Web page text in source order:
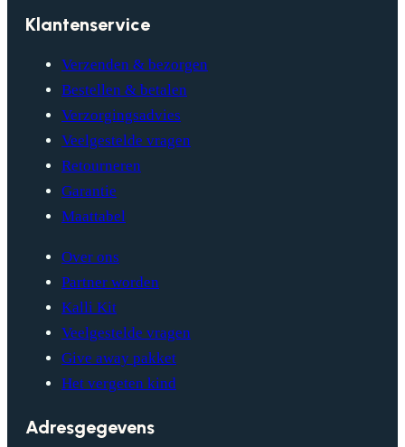
Klantenservice
Verzenden & bezorgen
Bestellen & betalen
Verzorgingsadvies
Veelgestelde vragen
Retourneren
Garantie
Maattabel
Over ons
Partner worden
Kalli Kit
Veelgestelde vragen
Give away pakket
Het vergeten kind
Adresgegevens